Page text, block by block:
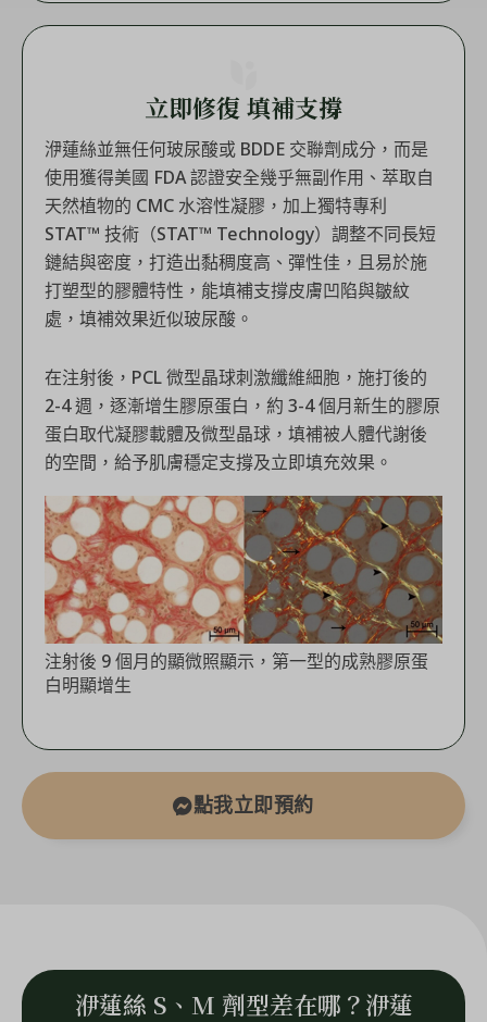
立即修復 填補支撐
洢蓮絲並無任何玻尿酸或 BDDE 交聯劑成分，而是
使用獲得美國 FDA 認證安全幾乎無副作用、萃取自
天然植物的 CMC 水溶性凝膠，加上獨特專利
STAT™ 技術（STAT™ Technology）調整不同長短
鏈結與密度，打造出黏稠度高、彈性佳，且易於施
打塑型的膠體特性，能填補支撐皮膚凹陷與皺紋
處，填補效果近似玻尿酸。
在注射後，PCL 微型晶球刺激纖維細胞，施打後的
2-4 週，逐漸增生膠原蛋白，約 3-4 個月新生的膠原
蛋白取代凝膠載體及微型晶球，填補被人體代謝後
的空間，給予肌膚穩定支撐及立即填充效果。
注射後 9 個月的顯微照顯示，第一型的成熟膠原蛋
白明顯增生
點我立即預約
洢蓮絲 S、M 劑型差在哪？洢蓮